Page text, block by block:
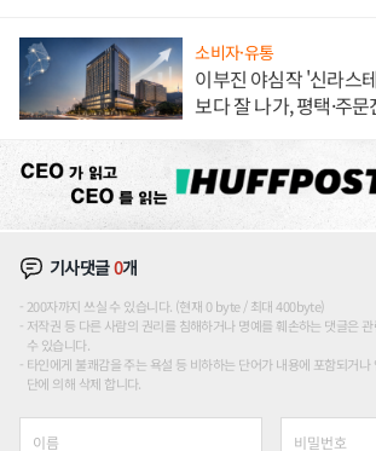
소비자·유통
이부진 야심작 '신라스
보다 잘 나가, 평택·주문
기사댓글0개
200자까지 쓰실 수 있습니다. (현재 0 byte / 최대 400byte)
저작권 등 다른 사람의 권리를 침해하거나 명예를 훼손하는 댓글은
수 있습니다.
타인에게 불쾌감을 주는 욕설 등 비하하는 단어가 내용에 포함되거
단에 의해 삭제 합니다.